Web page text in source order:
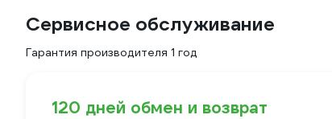
Сервисное обслуживание
Гарантия производителя 1 год
120 дней обмен и возврат